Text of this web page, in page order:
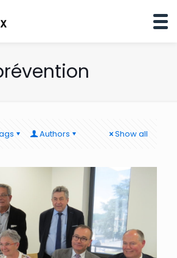
Authors Show all